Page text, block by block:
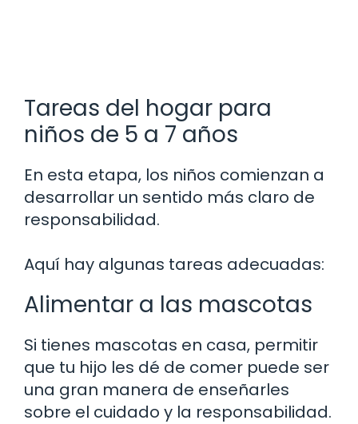
Tareas del hogar para
niños de 5 a 7 años
En esta etapa, los niños comienzan a
desarrollar un sentido más claro de
responsabilidad.
Aquí hay algunas tareas adecuadas:
Alimentar a las mascotas
Si tienes mascotas en casa, permitir
que tu hijo les dé de comer puede ser
una gran manera de enseñarles
sobre el cuidado y la responsabilidad.